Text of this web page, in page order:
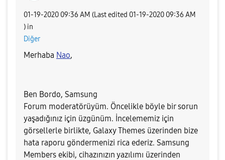
‎01-19-2020 09:36 AM (Last edited ‎01-19-2020 09:36 AM
) in
Diğer
Merhaba Nao,
Ben Bordo, Samsung
Forum moderatörüyüm. Öncelikle böyle bir sorun
yaşadığınız için üzgünüm. İncelememiz için
görsellerle birlikte, GalaxyThemes üzerinden bize
hata raporu göndermenizi rica ederiz. Samsung
Members ekibi, cihazınızın yazılımı üzerinden